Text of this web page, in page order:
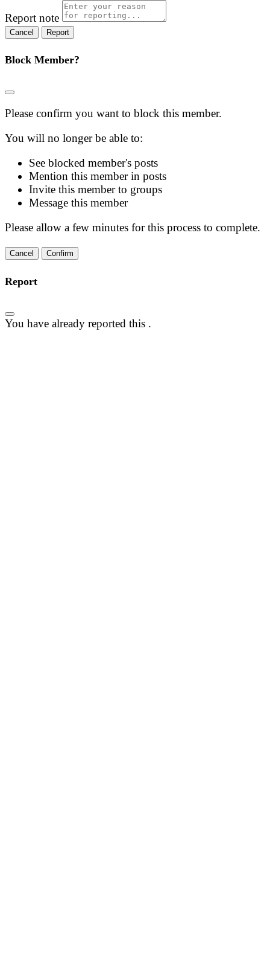
Report note
Report
Block Member?
Please confirm you want to block this member.
You will no longer be able to:
See blocked member's posts
Mention this member in posts
Invite this member to groups
Message this member
Please allow a few minutes for this process to complete.
Confirm
Report
You have already reported this .